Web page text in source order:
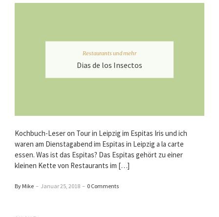
Restaurants und mehr
Dias de los Insectos
Kochbuch-Leser on Tour in Leipzig im Espitas Iris und ich
waren am Dienstagabend im Espitas in Leipzig a la carte
essen. Was ist das Espitas? Das Espitas gehört zu einer
kleinen Kette von Restaurants im […]
By Mike – Januar 25, 2018 – 0 Comments